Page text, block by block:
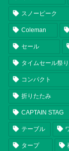
スノーピーク
Coleman
セール
タイムセール祭り
コンパクト
折りたたみ
CAPTAIN STAG
テーブル
タープ